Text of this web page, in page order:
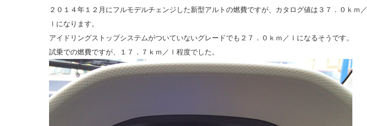
２０１４年１２月にフルモデルチェンジした新型アルトの燃費ですが、カタログ値は３７．０ｋｍ／
ｌになります。
アイドリングストップシステムがついていないグレードでも２７．０ｋｍ／ｌになるそうです。
試乗での燃費ですが、１７．７ｋｍ／ｌ程度でした。